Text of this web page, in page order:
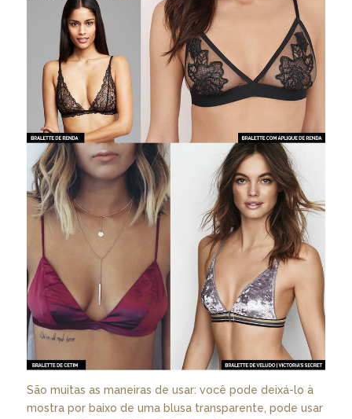
São muitas as maneiras de usar: você pode deixá-lo à
mostra por baixo de uma blusa transparente, pode usar